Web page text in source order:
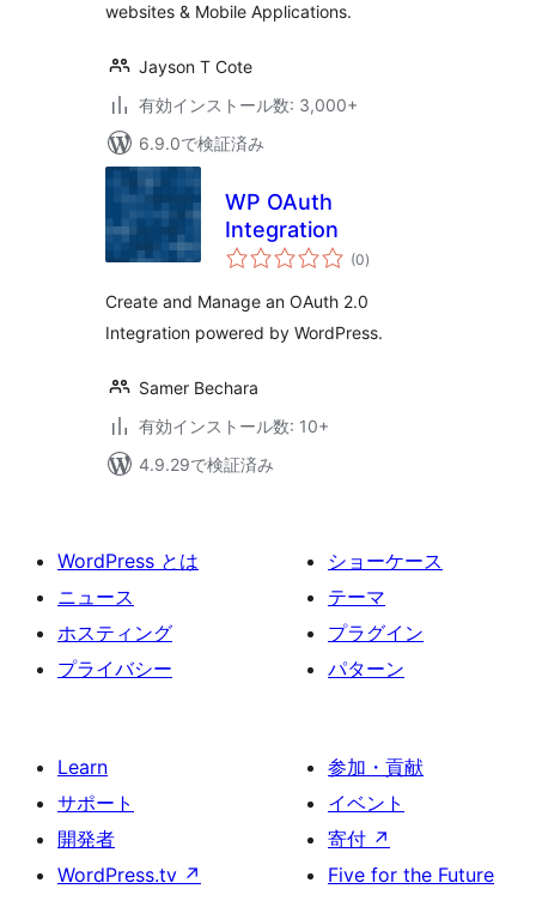
websites & Mobile Applications.
Jayson T Cote
有効インストール数: 3,000+
6.9.0で検証済み
WP OAuth
Integration
(0個
の
価
)
Create and Manage an OAuth 2.0
Integration powered by WordPress.
Samer Bechara
有効インストール数: 10+
4.9.29で検証済み
WordPress とは
ニュース
ホスティング
プライバシー
ショーケース
テーマ
プラグイン
パターン
Learn
サポート
開発者
WordPress.tv ↗
参加・貢献
イベント
寄付 ↗
Five for the Future